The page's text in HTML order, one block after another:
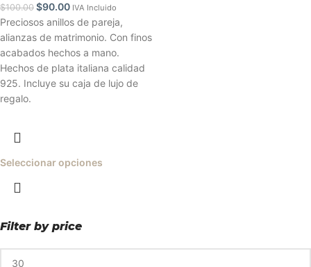
Filter by price
$100.00 $90.00 IVA Incluido
Preciosos anillos de pareja,
alianzas de matrimonio. Con finos
acabados hechos a mano.
Hechos de plata italiana calidad
925. Incluye su caja de lujo de
regalo.
Seleccionar opciones